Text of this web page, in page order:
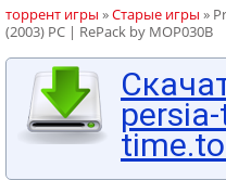
торрент игры »Старые игры »
(2003) PC | RePack by MOP030B